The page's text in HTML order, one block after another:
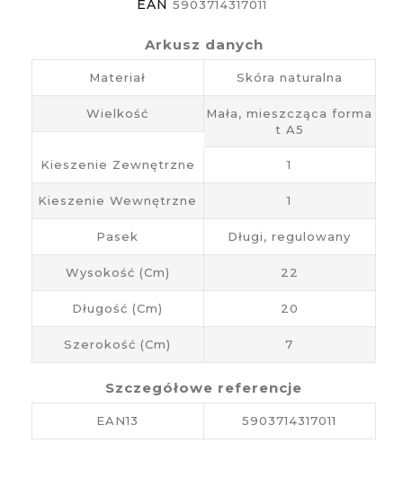
EAN 5903714317011
Arkusz danych
Materiał Skóra naturalna
Wielkość
Mała, mieszcząca forma
t A5
Kieszenie Zewnętrzne 1
Kieszenie Wewnętrzne 1
Pasek Długi, regulowany
Wysokość (cm) 22
Długość (cm) 20
Szerokość (cm) 7
Szczegółowe referencje
EAN13 5903714317011